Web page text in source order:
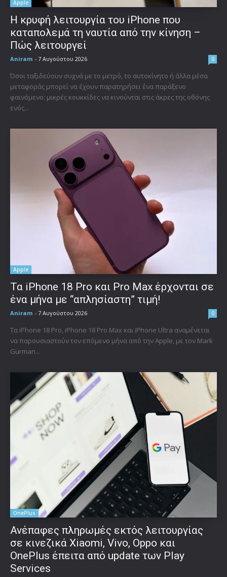
Apple
Η κρυφή λειτουργία του iPhone που
καταπολεμά τη ναυτία από την κίνηση –
Πώς λειτουργεί
Aniram - 7 Αυγούστου 2026 0
Όσοι ταξιδεύουν συχνά με το μετρό, το αυτοκίνητο ή άλλα μέσα
μεταφοράς μπορεί να έχουν παρατηρήσει ένα παράξενο
φαινόμενο: μικρές κουκκίδες να κινούνται στις άκρες της οθόνης
ενός...
Apple
Τα iPhone 18 Pro και Pro Max έρχονται σε
ένα μήνα με “απλησίαστη” τιμή!
Aniram - 7 Αυγούστου 2026 0
Τα iPhone 18 Pro, iPhone 18 Pro Max και iPhone Ultra αναμένεται
να παρουσιαστούν τον επόμενο μήνα από την Apple, με τον Mark
Gurman...
OnePlus
Ανέπαφες πληρωμές εκτός λειτουργίας
σε κινεζικά Xiaomi, Vivo, Oppo και
OnePlus έπειτα από update των Play
Services